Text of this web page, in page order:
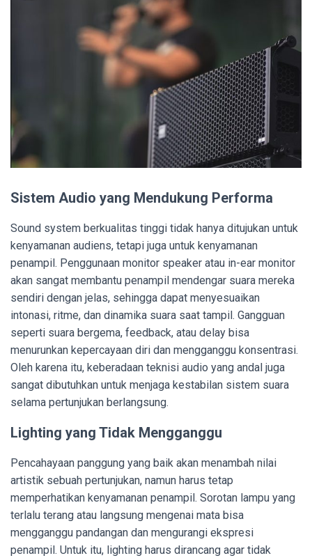
Sistem Audio yang Mendukung Performa
Sound system berkualitas tinggi tidak hanya ditujukan untuk
kenyamanan audiens, tetapi juga untuk kenyamanan
penampil. Penggunaan monitor speaker atau in-ear monitor
akan sangat membantu penampil mendengar suara mereka
sendiri dengan jelas, sehingga dapat menyesuaikan
intonasi, ritme, dan dinamika suara saat tampil. Gangguan
seperti suara bergema, feedback, atau delay bisa
menurunkan kepercayaan diri dan mengganggu konsentrasi.
Oleh karena itu, keberadaan teknisi audio yang andal juga
sangat dibutuhkan untuk menjaga kestabilan sistem suara
selama pertunjukan berlangsung.
Lighting yang Tidak Mengganggu
Pencahayaan panggung yang baik akan menambah nilai
artistik sebuah pertunjukan, namun harus tetap
memperhatikan kenyamanan penampil. Sorotan lampu yang
terlalu terang atau langsung mengenai mata bisa
mengganggu pandangan dan mengurangi ekspresi
penampil. Untuk itu, lighting harus dirancang agar tidak